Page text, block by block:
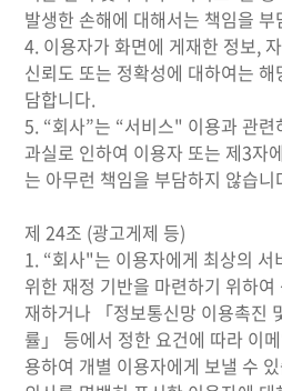
발생한 손해에 대해서는 책임을
4. 이용자가 화면에 게재한 정보,
신뢰도 또는 정확성에 대하여는
담합니다.
5. “회사”는 “서비스" 이용과 관
과실로 인하여 이용자 또는 제3자
는 아무런 책임을 부담하지 않습니
제 24조 (광고게제 등)
1. “회사"는 이용자에게 최상의 서
위한 재정 기반을 마련하기 위하
재하거나 「정보통신망 이용촉진
률」 등에서 정한 요건에 따라 이
용하여 개별 이용자에게 보낼 수